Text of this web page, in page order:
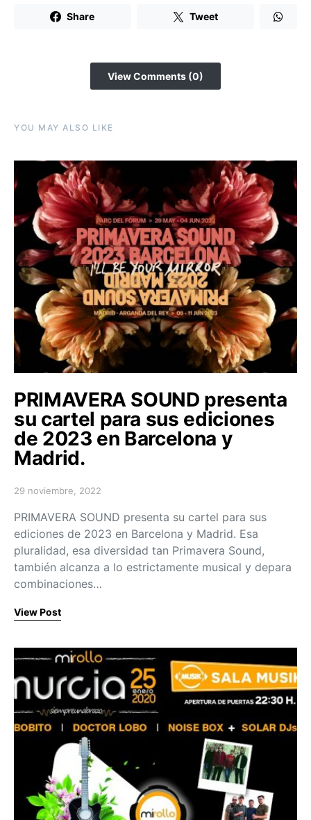
Share Tweet
View Comments (0)
YOU MAY ALSO LIKE
PRIMAVERA SOUND presenta
su cartel para sus ediciones
de 2023 en Barcelona y
Madrid.
Posted on
29 noviembre, 2022
PRIMAVERA SOUND presenta su cartel para sus
ediciones de 2023 en Barcelona y Madrid. Esa
pluralidad, esa diversidad tan Primavera Sound,
también alcanza a lo estrictamente musical y depara
combinaciones…
View Post